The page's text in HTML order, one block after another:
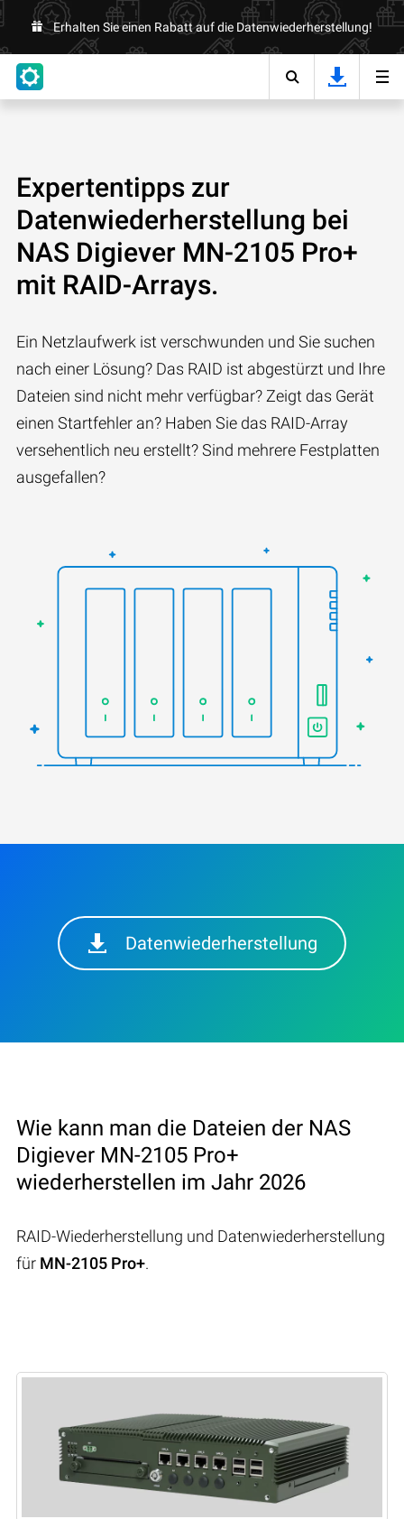
Erhalten Sie einen Rabatt auf die Datenwiederherstellung!
Expertentipps zur
Datenwiederherstellung bei
NAS Digiever MN-2105 Pro+
mit RAID-Arrays.
Ein Netzlaufwerk ist verschwunden und Sie suchen
nach einer Lösung? Das RAID ist abgestürzt und Ihre
Dateien sind nicht mehr verfügbar? Zeigt das Gerät
einen Startfehler an? Haben Sie das RAID-Array
versehentlich neu erstellt? Sind mehrere Festplatten
ausgefallen?
Datenwiederherstellung
Wie kann man die Dateien der NAS
Digiever MN-2105 Pro+
wiederherstellen im Jahr 2026
RAID-Wiederherstellung und Datenwiederherstellung
für MN-2105 Pro+.